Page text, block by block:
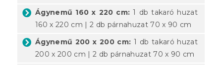
Ágynemű 160 x 220 cm: 1 db takaró huzat
160 x 220 cm | 2 db párnahuzat 70 x 90 cm
Ágynemű 200 x 200 cm: 1 db takaró huzat
200 x 200 cm | 2 db párnahuzat 70 x 90 cm